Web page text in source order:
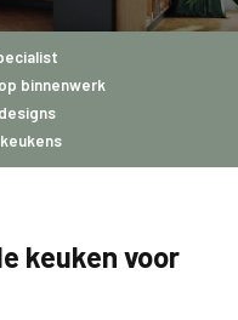
binnenwerk
keuken voor